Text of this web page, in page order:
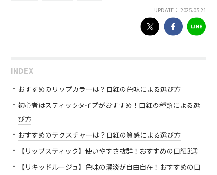
UPDATE： 2025.05.21
INDEX
おすすめのリップカラーは？口紅の色味による選び方
初心者はスティックタイプがおすすめ！口紅の種類による選
び方
おすすめのテクスチャーは？口紅の質感による選び方
【リップスティック】使いやすさ抜群！おすすめの口紅3選
【リキッドルージュ】色味の濃淡が自由自在！おすすめの口